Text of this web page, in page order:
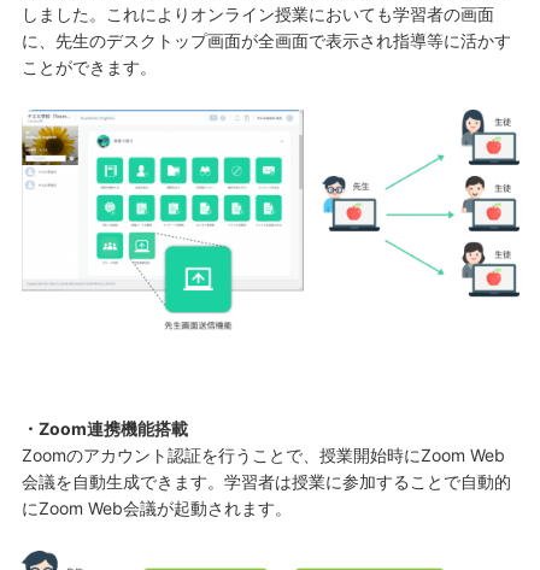
しました。これによりオンライン授業においても学習者の画面
に、先生のデスクトップ画面が全画面で表示され指導等に活かす
ことができます。
・Zoom連携機能搭載
Zoomのアカウント認証を行うことで、授業開始時にZoom Web
会議を自動生成できます。学習者は授業に参加することで自動的
にZoom Web会議が起動されます。